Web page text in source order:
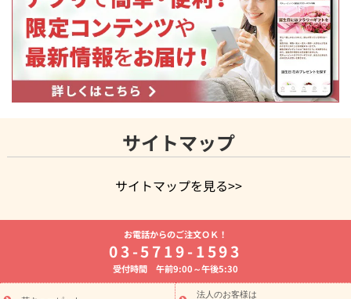
サイトマップ
サイトマップを見る>>
よく贈られる花
お祝いの花特集
誕生日フラワーギフト特集
8月の誕生花(トルコキキョウ)
開店・開業祝い
お供え・お悔やみ お供え・お悔やみの花
通夜・葬儀に贈る花 胡蝶蘭・花鉢
ーブドフラワー
季節のイベント
ひまわり ギフト・プレゼント
お電話からのご注文ＯＫ！
03-5719-1593
受付時間 午前9:00～午後5:30
法人のお客様は